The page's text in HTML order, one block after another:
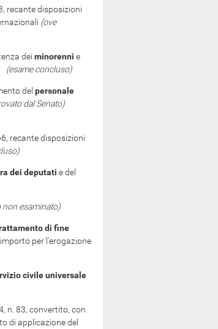
recante disposizioni
(ove
dei minorenni e
(esame concluso)
del personale
dal Senato)
recante disposizioni
dei deputati e del
non esaminato)
di fine
per l’erogazione
civile universale
n. 83, convertito, con
di applicazione del